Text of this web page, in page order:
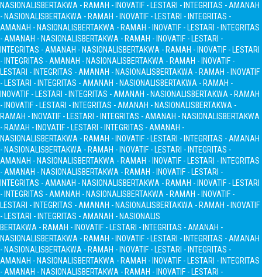
NASIONALISBERTAKWA - RAMAH - INOVATIF - LESTARI - INTEGRITAS - AMANAH
- NASIONALISBERTAKWA - RAMAH - INOVATIF - LESTARI - INTEGRITAS -
AMANAH - NASIONALISBERTAKWA - RAMAH - INOVATIF - LESTARI - INTEGRITAS
- AMANAH - NASIONALISBERTAKWA - RAMAH - INOVATIF - LESTARI -
INTEGRITAS - AMANAH - NASIONALISBERTAKWA - RAMAH - INOVATIF - LESTARI
- INTEGRITAS - AMANAH - NASIONALISBERTAKWA - RAMAH - INOVATIF -
LESTARI - INTEGRITAS - AMANAH - NASIONALISBERTAKWA - RAMAH - INOVATIF
- LESTARI - INTEGRITAS - AMANAH - NASIONALISBERTAKWA - RAMAH -
INOVATIF - LESTARI - INTEGRITAS - AMANAH - NASIONALISBERTAKWA - RAMAH
- INOVATIF - LESTARI - INTEGRITAS - AMANAH - NASIONALISBERTAKWA -
RAMAH - INOVATIF - LESTARI - INTEGRITAS - AMANAH - NASIONALISBERTAKWA
- RAMAH - INOVATIF - LESTARI - INTEGRITAS - AMANAH -
NASIONALISBERTAKWA - RAMAH - INOVATIF - LESTARI - INTEGRITAS - AMANAH
- NASIONALISBERTAKWA - RAMAH - INOVATIF - LESTARI - INTEGRITAS -
AMANAH - NASIONALISBERTAKWA - RAMAH - INOVATIF - LESTARI - INTEGRITAS
- AMANAH - NASIONALISBERTAKWA - RAMAH - INOVATIF - LESTARI -
INTEGRITAS - AMANAH - NASIONALISBERTAKWA - RAMAH - INOVATIF - LESTARI
- INTEGRITAS - AMANAH - NASIONALISBERTAKWA - RAMAH - INOVATIF -
LESTARI - INTEGRITAS - AMANAH - NASIONALISBERTAKWA - RAMAH - INOVATIF
- LESTARI - INTEGRITAS - AMANAH - NASIONALIS
BERTAKWA - RAMAH - INOVATIF - LESTARI - INTEGRITAS - AMANAH -
NASIONALISBERTAKWA - RAMAH - INOVATIF - LESTARI - INTEGRITAS - AMANAH
- NASIONALISBERTAKWA - RAMAH - INOVATIF - LESTARI - INTEGRITAS -
AMANAH - NASIONALISBERTAKWA - RAMAH - INOVATIF - LESTARI - INTEGRITAS
- AMANAH - NASIONALISBERTAKWA - RAMAH - INOVATIF - LESTARI -